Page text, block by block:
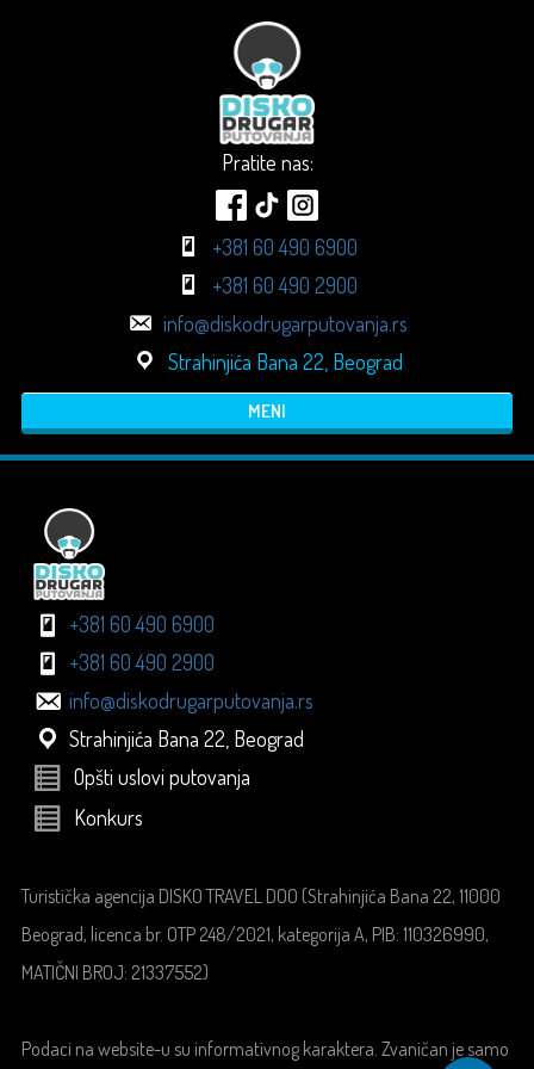
Pratite nas:
+381 60 490 6900
+381 60 490 2900
info@diskodrugarputovanja.rs
Strahinjića Bana 22, Beograd
MENI
+381 60 490 6900
+381 60 490 2900
info@diskodrugarputovanja.rs
Strahinjića Bana 22, Beograd
Opšti uslovi putovanja
Konkurs
Turistička agencija DISKO TRAVEL DOO (Strahinjića Bana 22, 11000
Beograd, licenca br. OTP 248/2021, kategorija A, PIB: 110326990,
MATIČNI BROJ: 21337552)
Podaci na website-u su informativnog karaktera. Zvaničan je samo